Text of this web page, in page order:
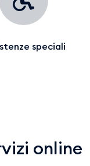
speciali
online